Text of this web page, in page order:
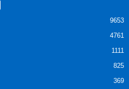
9653
4761
1111
825
369